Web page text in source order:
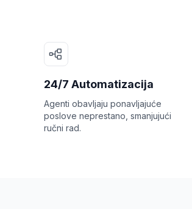
24/7 Automatizacija
Agenti obavljaju ponavljajuće
poslove neprestano, smanjujući
ručni rad.